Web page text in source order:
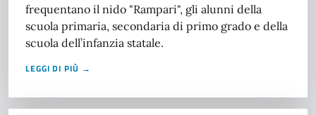
frequentano il nido "Rampari", gli alunni della
scuola primaria, secondaria di primo grado e della
scuola dell’infanzia statale.
LEGGI DI PIÙ →